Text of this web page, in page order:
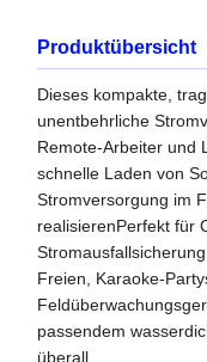
Produktübersicht
Dieses kompakte,
unentbehrliche
Remote-Arbeiter und
schnelle Laden von
Stromversorgung im
realisierenPerfekt für
Freien, Karaoke-
passendem
überall.